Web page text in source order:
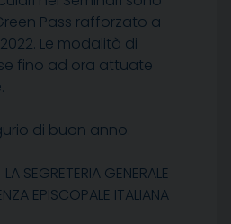
Pass rafforzato a
Le modalità di
fino ad ora attuate
di buon anno.
LA SEGRETERIA GENERALE
EPISCOPALE ITALIANA